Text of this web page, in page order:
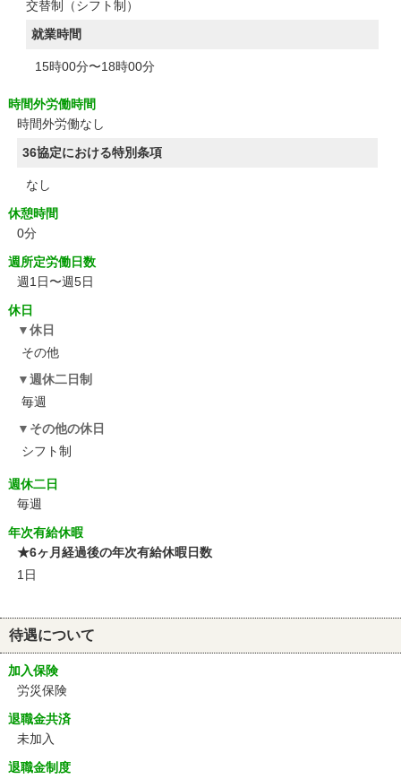
交替制（シフト制）
就業時間
15時00分〜18時00分
時間外労働時間
時間外労働なし
36協定における特別条項
なし
休憩時間
0分
週所定労働日数
週1日〜週5日
休日
休日
その他
週休二日制
毎週
その他の休日
シフト制
週休二日
毎週
年次有給休暇
★6ヶ月経過後の年次有給休暇日数
1日
待遇について
加入保険
労災保険
退職金共済
未加入
退職金制度